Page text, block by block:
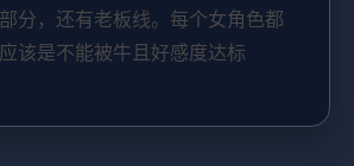
分，还有老板线。每个女角色都
该是不能被牛且好感度达标